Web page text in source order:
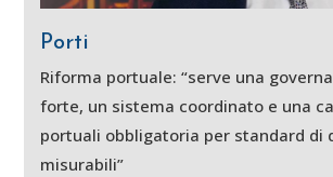
Porti
Riforma portuale: “serve una
forte, un sistema coordinato e una
portuali obbligatoria per standard di
misurabili”